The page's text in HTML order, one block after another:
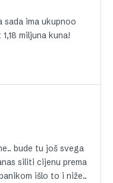
ima ukupnoo
miljuna kuna!
bude tu još svega
siliti cijenu prema
išlo to i niže..